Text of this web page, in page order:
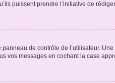
puissent prendre l’initiative de
de contrôle de l’utilisateur.
messages en cochant la case